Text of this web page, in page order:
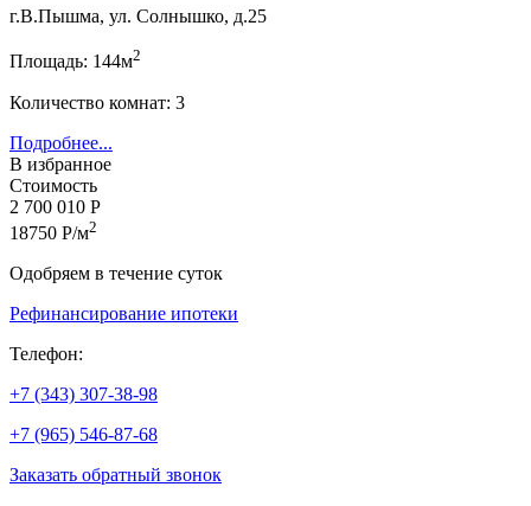
г.В.Пышма, ул. Солнышко, д.25
Площадь: 144м2
Количество комнат: 3
Подробнее...
В избранное
Стоимость
2 700 010 Р
18750 Р/м2
Одобряем в течение суток
Рефинансирование ипотеки
Телефон:
+7 (343) 307-38-98
+7 (965) 546-87-68
Заказать обратный звонок